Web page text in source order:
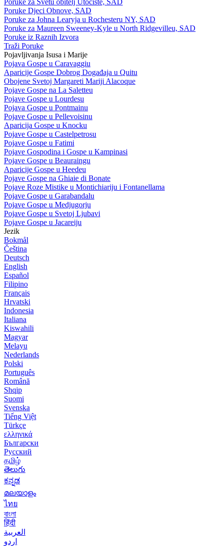
Poruke Djeci Obnove, SAD
Poruke za Johna Learyja u Rochesteru NY, SAD
Poruke za Maureen Sweeney-Kyle u North Ridgevilleu, SAD
Poruke iz Raznih Izvora
Traži Poruke
Pojavljivanja Isusa i Marije
Pojava Gospe u Caravaggiu
Aparicije Gospe Dobrog Događaja u Quitu
Obojene Svetoj Margareti Mariji Alacoque
Pojave Gospe na La Saletteu
Pojave Gospe u Lourdesu
Pojava Gospe u Pontmainu
Pojave Gospe u Pellevoisinu
Aparicija Gospe u Knocku
Pojave Gospe u Castelpetrosu
Pojave Gospe u Fatimi
Pojave Gospodina i Gospe u Kampinasi
Pojave Gospe u Beauraingu
Aparicije Gospe u Heedeu
Pojave Gospe na Ghiaie di Bonate
Pojave Roze Mistike u Montichiariju i Fontanellama
Pojave Gospe u Garabandalu
Pojave Gospe u Medjugorju
Pojave Gospe u Svetoj Ljubavi
Pojave Gospe u Jacareiju
Jezik
Bokmål
Čeština
Deutsch
English
Español
Filipino
Français
Hrvatski
Indonesia
Italiana
Kiswahili
Magyar
Melayu
Nederlands
Polski
Português
Română
Shqip
Suomi
Svenska
Tiếng Việt
Türkçe
ελληνικά
Български
Русский
தமிழ்
తెలుగు
ಕನ್ನಡ
മലയാളം
ไทย
বাংলা
हिंदी
العربية
اردو